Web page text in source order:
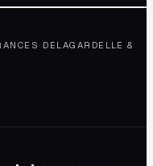
DELAGARDELLE &